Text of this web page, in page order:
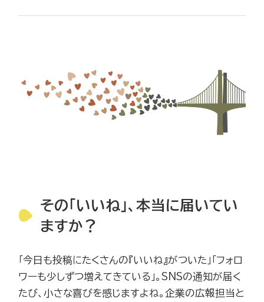
その「いいね」、本当に届いてい
ますか？
「今日も投稿にたくさんの『いいね』がついた」「フォロ
ワーも少しずつ増えてきている」。SNSの通知が届く
たび、小さな喜びを感じますよね。企業の広報担当と